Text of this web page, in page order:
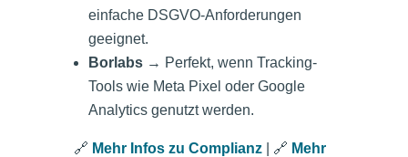
einfache DSGVO-Anforderungen
geeignet.
Borlabs→ Perfekt, wenn Tracking-
Tools wie Meta Pixel oder Google
Analytics genutzt werden.
🔗 Mehr Infos zu Complianz| 🔗 Mehr